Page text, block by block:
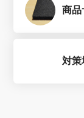
商品
対策